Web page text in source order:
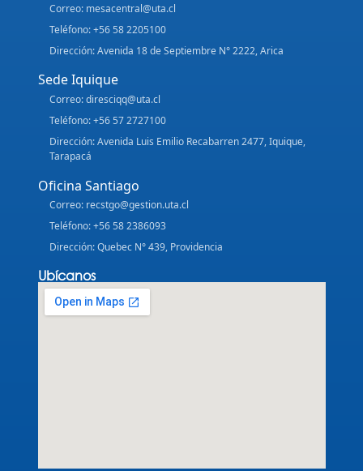
Correo: mesacentral@uta.cl
Teléfono: +56 58 2205100
Dirección: Avenida 18 de Septiembre N° 2222, Arica
Sede Iquique
Correo: diresciqq@uta.cl
Teléfono: +56 57 2727100
Dirección: Avenida Luis Emilio Recabarren 2477, Iquique,
Tarapacá
Oficina Santiago
Correo: recstgo@gestion.uta.cl
Teléfono: +56 58 2386093
Dirección: Quebec N° 439, Providencia
Ubícanos